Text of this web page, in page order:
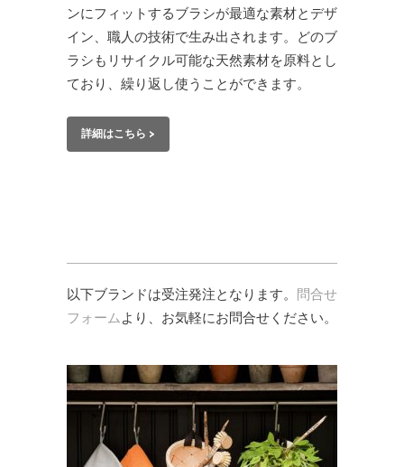
ンにフィットするブラシが最適な素材と デザ
イン、職人の技術で生み出されます。どのブ
ラシもリサイクル可能な天然素材を原料とし
ており、繰り返し使うことができます。
詳細はこちら >
以下ブランドは受注発注となります。 問合せ
フォームより、お気軽にお問合せください。